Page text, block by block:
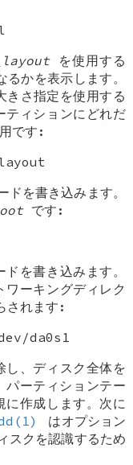
を使用する
かを表示します。
さ指定を使用する
ティションにどれだ
です:
を書き込みます。
です:
を書き込みます。
ーキングディレク
されます:
da0s1
し、ディスク全体を
ーティションテー
に作成します。次に
はオプション
スクを認識するため